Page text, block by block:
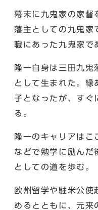
幕末に九鬼家の家督
藩主としての九鬼家
職にあった九鬼家で
隆一自身は三田九鬼
として生まれた。縁
子となったが、すぐ
る。
隆一のキャリアはこ
などで勉学に励んだ
としての道を歩む。
欧州留学や駐米公使
めるとともに、元来